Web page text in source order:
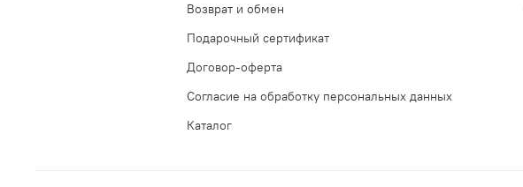
Возврат и обмен
Подарочный сертификат
Договор-оферта
Согласие на обработку персональных данных
Каталог